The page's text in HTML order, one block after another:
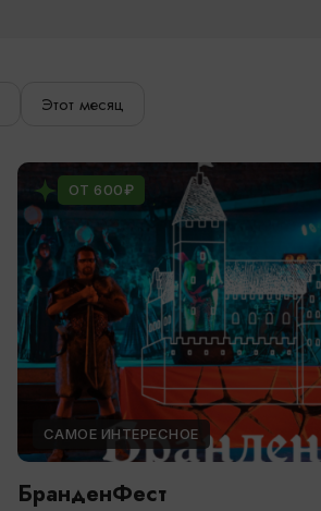
Этот месяц
ОТ 600₽
САМОЕ ИНТЕРЕСНОЕ
БранденФест